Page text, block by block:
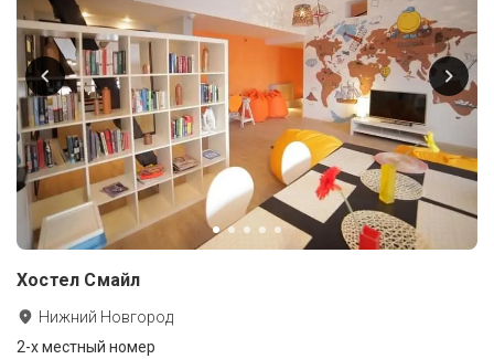
Хостел Смайл
Нижний Новгород
2-х местный номер